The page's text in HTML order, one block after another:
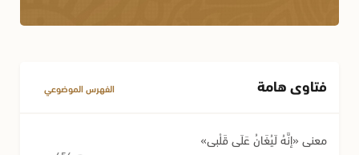
فتاوى هامة الفهرس الموضوعي
معنى «إِنَّهُ لَيُغَانُ عَلَى قَلْبِي»